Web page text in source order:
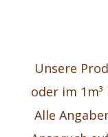
Unsere
oder im
Alle